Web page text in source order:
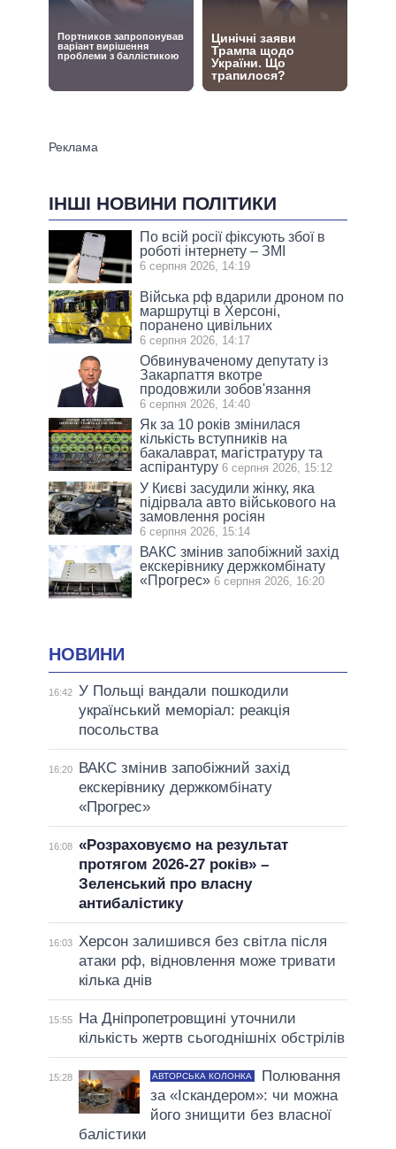
ІНШІ НОВИНИ ПОЛІТИКИ
По всій росії фіксують збої в
роботі інтернету – ЗМІ
6 серпня 2026, 14:19
Війська рф вдарили дроном по
маршрутці в Херсоні,
поранено цивільних
6 серпня 2026, 14:17
Обвинуваченому депутату із
Закарпаття вкотре
продовжили зобов'язання
6 серпня 2026, 14:40
Як за 10 років змінилася
кількість вступників на
бакалаврат, магістратуру та
аспірантуру 6 серпня 2026, 15:12
У Києві засудили жінку, яка
підірвала авто військового на
замовлення росіян
6 серпня 2026, 15:14
ВАКС змінив запобіжний захід
екскерівнику держкомбінату
«Прогрес» 6 серпня 2026, 16:20
НОВИНИ
16:42 У Польщі вандали пошкодили
український меморіал: реакція
посольства
16:20
ВАКС змінив запобіжний захід
екскерівнику держкомбінату
«Прогрес»
16:08 «Розраховуємо на результат
протягом 2026-27 років» –
Зеленський про власну
антибалістику
16:03
Херсон залишився без світла після
атаки рф, відновлення може тривати
кілька днів
15:55
На Дніпропетровщині уточнили
кількість жертв сьогоднішніх обстрілів
15:28 АВТОРСЬКА КОЛОНКА
Полювання
за «Іскандером»: чи можна
його знищити без власної
балістики